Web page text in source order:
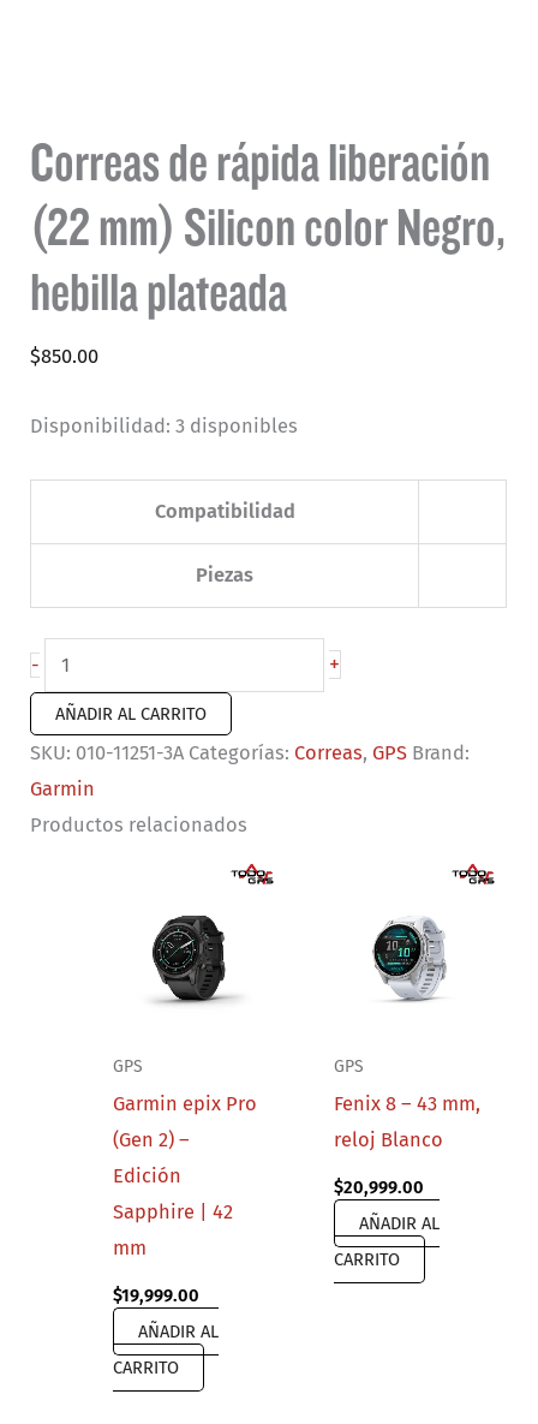
Correas de rápida liberación
(22 mm) Silicon color Negro,
hebilla plateada
$850.00
Disponibilidad: 3 disponibles
Compatibilidad
Piezas
-
Correas
de
rápida
liberación
(22
mm)
+
AÑADIR AL CARRITO
SKU: 010-11251-3A Categorías: Correas, GPS Brand:
Garmin
Productos relacionados
GPS
Garmin epix Pro
(Gen 2) –
Edición
Sapphire | 42
mm
$19,999.00
AÑADIR AL
CARRITO
GPS
Fenix 8 – 43 mm,
reloj Blanco
$20,999.00
AÑADIR AL
CARRITO